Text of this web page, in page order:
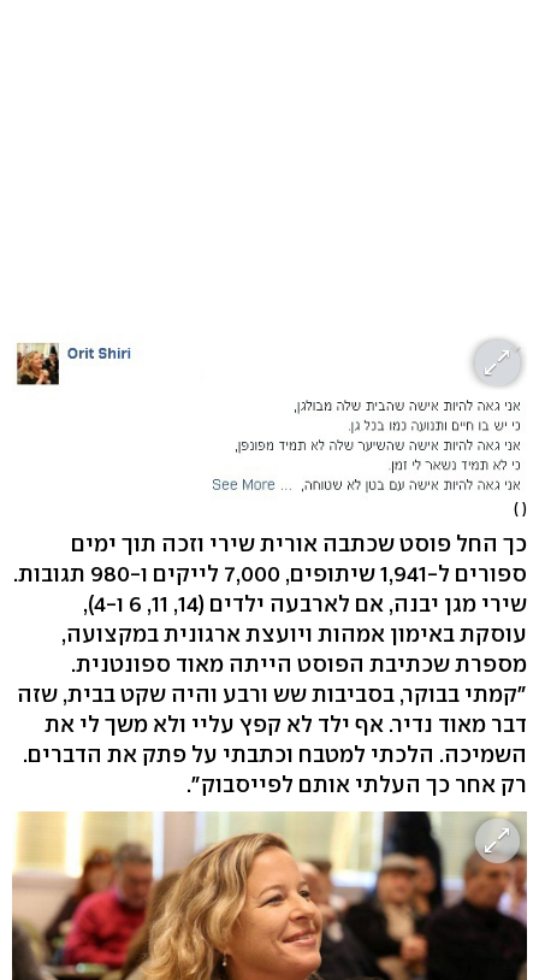
( )
כך החל פוסט שכתבה אורית שירי וזכה תוך ימים
ספורים ל-1,941 שיתופים, 7,000 לייקים ו-980 תגובות.
שירי מגן יבנה, אם לארבעה ילדים (14, 11, 6 ו-4),
עוסקת באימון אמהות ויועצת ארגונית במקצועה,
מספרת שכתיבת הפוסט הייתה מאוד ספונטנית.
"קמתי בבוקר, בסביבות שש ורבע והיה שקט בבית, שזה
דבר מאוד נדיר. אף ילד לא קפץ עליי ולא משך לי את
השמיכה. הלכתי למטבח וכתבתי על פתק את הדברים.
רק אחר כך העלתי אותם לפייסבוק".